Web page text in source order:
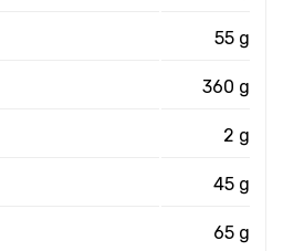
55 g
360 g
2 g
45 g
65 g